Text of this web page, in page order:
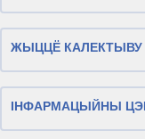
ЖЫЦЦЁ КАЛЕКТЫВУ
ІНФАРМАЦЫЙНЫ